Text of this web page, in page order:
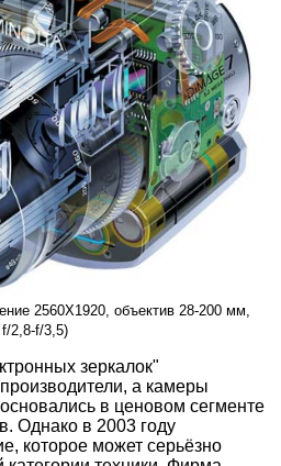
2560X1920, объектив 28-200 мм,
f/2,8-f/3,5)
зеркалок"
а камеры
в ценовом сегменте
Однако в 2003 году
которое может серьёзно